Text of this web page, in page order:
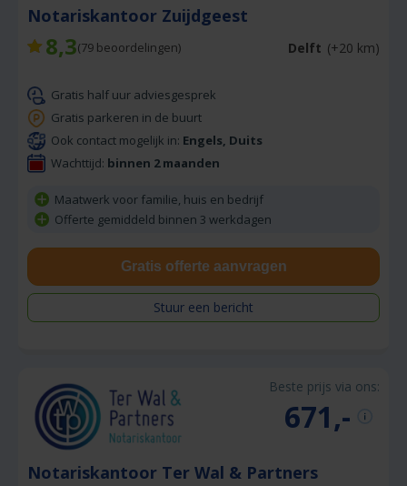
Notariskantoor Zuijdgeest
8,3(79 beoordelingen) Delft (+20 km)
Gratis half uur adviesgesprek
Gratis parkeren in de buurt
Ook contact mogelijk in: Engels, Duits
Wachttijd: binnen 2 maanden
Maatwerk voor familie, huis en bedrijf
Offerte gemiddeld binnen 3 werkdagen
Gratis offerte aanvragen
Stuur een bericht
Beste prijs via ons:
671,-
Notariskantoor Ter Wal & Partners